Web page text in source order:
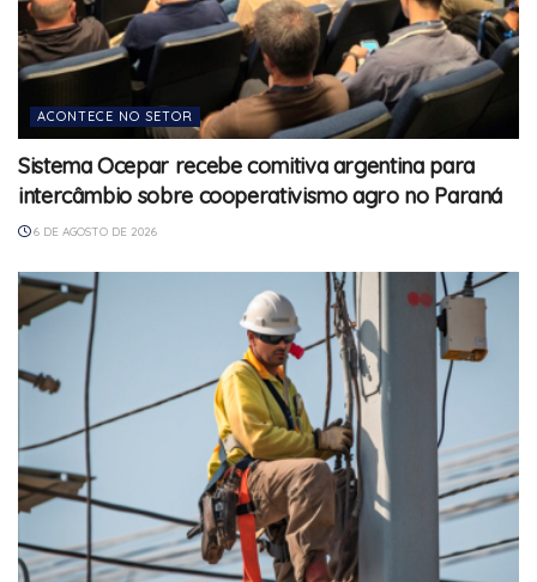
ACONTECE NO SETOR
Sistema Ocepar recebe comitiva argentina para
intercâmbio sobre cooperativismo agro no Paraná
6 DE AGOSTO DE 2026